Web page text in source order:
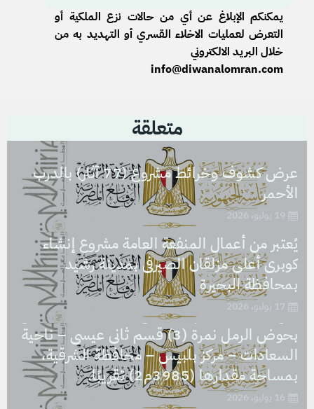
يمكنكم الإبلاغ عن أي من حالات نزع الملكية أو
التعرض لعمليات الاخلاء القسري أو التهديد به من
خلال البريد الالكتروني
info@diwanalomran.com
متعلقة
عرض كشوف وخرائط مشروع (77 آثار) بالدرب
الأحمر
19 يوليو، 2026
يُعتبر من أعمال المنفعة العامة مشروع إنشاء
كوبرى أعلى مزلقان الصيرفى بمدينة رشيد
بمحافظة البحيرة
17 يوليو، 2026
يُعتبر من أعمال المنفعة العامة مشروع نزع ملكية
العقار الذى تشغله مدرسة السعادات الابتدائية
والإعدادية، بالرقم التعريفى (1312747) الكائن
بحوض الرمل نمرة (3) قسم ثانى عيسى – ناحية
السعادات – مركز بلبيس – محافظة الشرقية،
بمساحة مقدارها (3985م2) تقريبًا.
16 يوليو، 2026